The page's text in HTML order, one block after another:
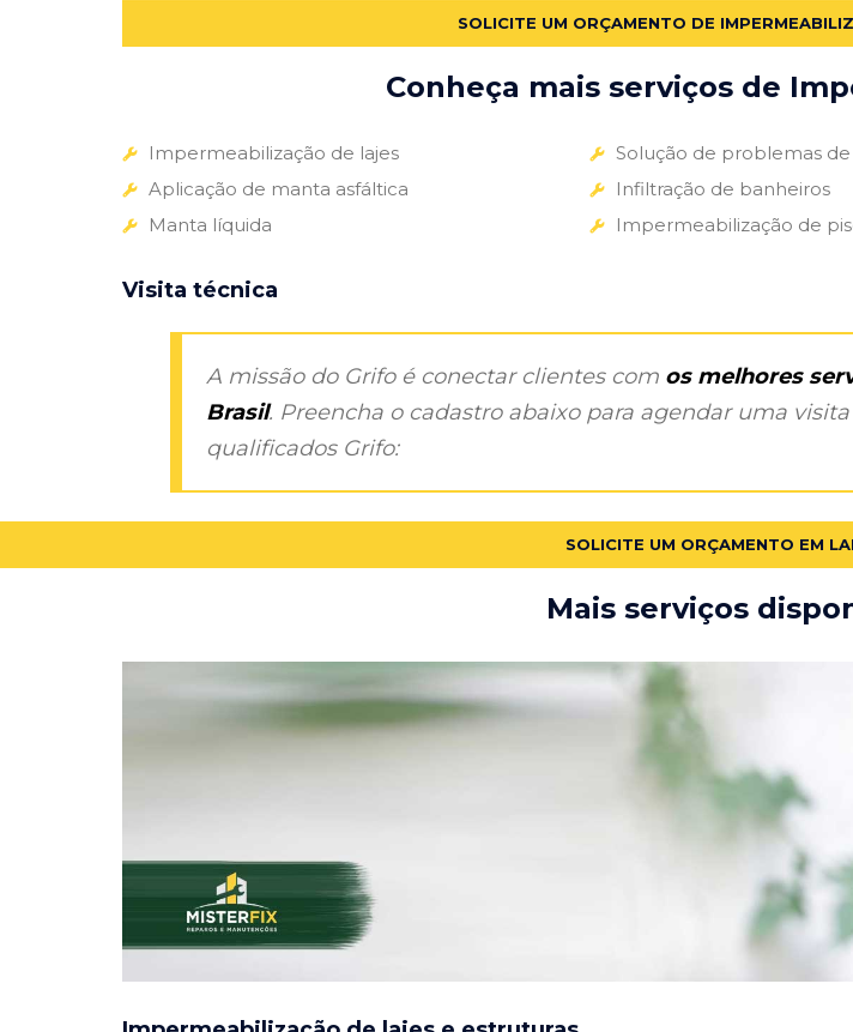
SOLICITE UM ORÇAMENTO DE
Conheça mais serviços de
Impermeabilização de lajes
Aplicação de manta asfáltica
Manta líquida
Solução de problemas
Infiltração de banheiros
Impermeabilização de
Visita técnica
A missão do Grifo é conectar clientes com os melhores
Brasil. Preencha o cadastro abaixo para agendar uma
qualificados Grifo:
SOLICITE UM ORÇAMENTO EM
Mais serviços